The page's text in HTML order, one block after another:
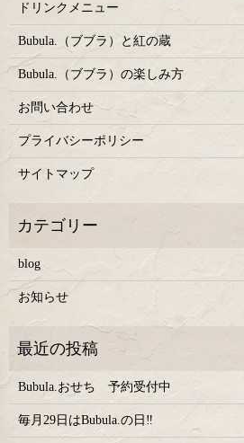
ドリンクメニュー
Bubula.（ブブラ）と紅の蔵
Bubula.（ブブラ）の楽しみ方
お問い合わせ
プライバシーポリシー
サイトマップ
blog
お知らせ
Bubula.おせち 予約受付中
毎月29日はBubula.の日‼